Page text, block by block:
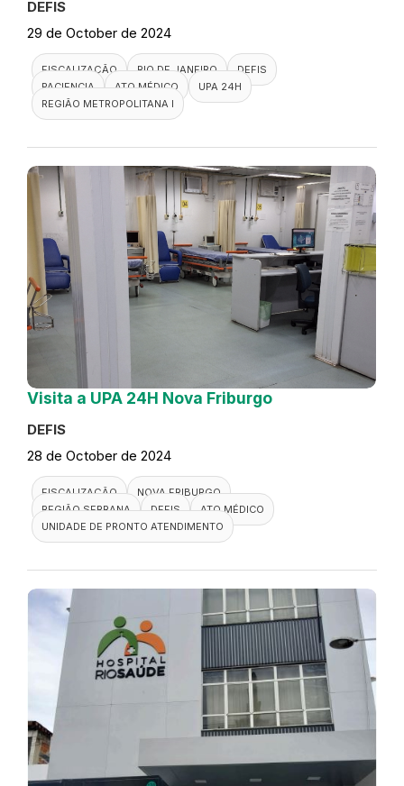
DEFIS
29 de October de 2024
FISCALIZAÇÃO RIO DE JANEIRO
DEFIS
PACIENCIA
ATO MÉDICO
UPA 24H
REGIÃO METROPOLITANA I
Visita a UPA 24H Nova Friburgo
DEFIS
28 de October de 2024
FISCALIZAÇÃO
NOVA FRIBURGO
REGIÃO SERRANA
DEFIS
ATO MÉDICO
UNIDADE DE PRONTO ATENDIMENTO